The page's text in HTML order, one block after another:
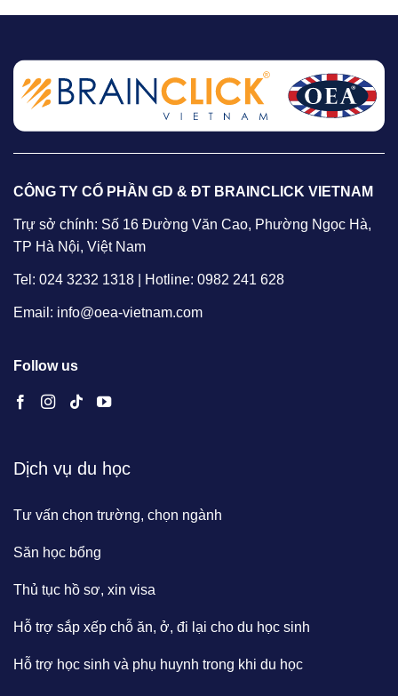
CÔNG TY CỔ PHẦN GD & ĐT BRAINCLICK VIETNAM
Trự sở chính: Số 16 Đường Văn Cao, Phường Ngọc Hà,
TP Hà Nội, Việt Nam
Tel: 024 3232 1318 | Hotline: 0982 241 628
Email: info@oea-vietnam.com
Follow us
Dịch vụ du học
Tư vấn chọn trường, chọn ngành
Săn học bổng
Thủ tục hồ sơ, xin visa
Hỗ trợ sắp xếp chỗ ăn, ở, đi lại cho du học sinh
Hỗ trợ học sinh và phụ huynh trong khi du học